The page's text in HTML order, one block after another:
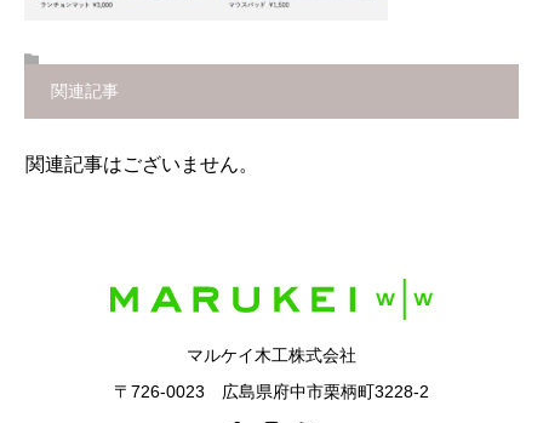
関連記事
関連記事はございません。
マルケイ木工株式会社
〒726-0023 広島県府中市栗柄町3228-2